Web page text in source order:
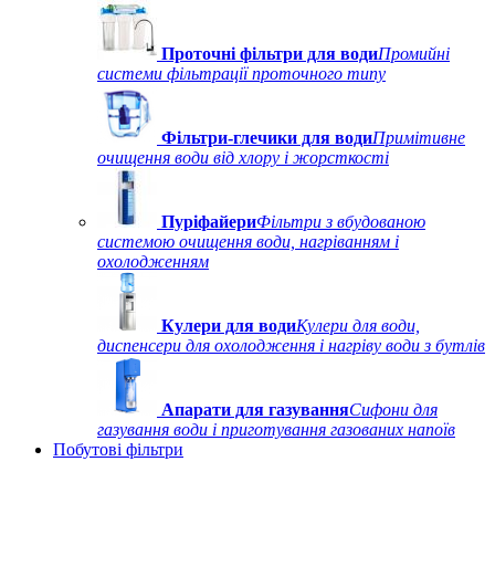
Проточні фільтри для водиПромийні
системи фільтрації проточного типу
Фільтри-глечики для водиПримітивне
очищення води від хлору і жорсткості
ПуріфайериФільтри з вбудованою
системою очищення води, нагріванням і
охолодженням
Кулери для водиКулери для води,
диспенсери для охолодження і нагріву води з бутлів
Апарати для газуванняСифони для
газування води і приготування газованих напоїв
Побутові фільтри